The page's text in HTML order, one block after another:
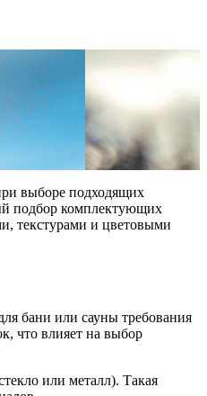
выборе подходящих
подбор комплектующих
текстурами и цветовыми
бани или сауны требования
что влияет на выбор
или металл). Такая